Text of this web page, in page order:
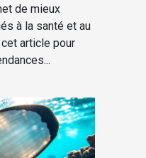
de mieux
à la santé et au
article pour